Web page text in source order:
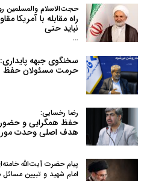
حجت‌الاسلام والمسلمین
راه مقابله با
نباید حتی
…
سخنگوی جبهه پایداری:
حرمت مسئولان حفظ
رضا رخسایی:
حفظ همگرایی و
هدف اصلی وحدت مورد
پیام حضرت آیت‌الله
امام شهید و تبیین مسائل